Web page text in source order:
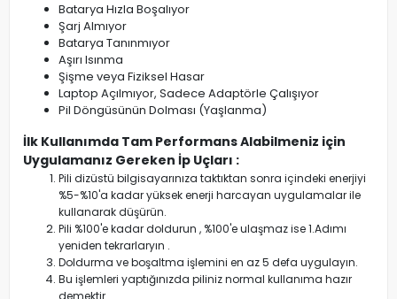
Batarya Hızla Boşalıyor
Şarj Almıyor
Batarya Tanınmıyor
Aşırı Isınma
Şişme veya Fiziksel Hasar
Laptop Açılmıyor, Sadece Adaptörle Çalışıyor
Pil Döngüsünün Dolması (Yaşlanma)
İlk Kullanımda Tam Performans Alabilmeniz için
Uygulamanız Gereken İp Uçları :
Pili dizüstü bilgisayarınıza taktıktan sonra içindeki enerjiyi
%5-%10'a kadar yüksek enerji harcayan uygulamalar ile
kullanarak düşürün.
Pili %100'e kadar doldurun , %100'e ulaşmaz ise 1.Adımı
yeniden tekrarlaryın .
Doldurma ve boşaltma işlemini en az 5 defa uygulayın.
Bu işlemleri yaptığınızda piliniz normal kullanıma hazır
demektir.